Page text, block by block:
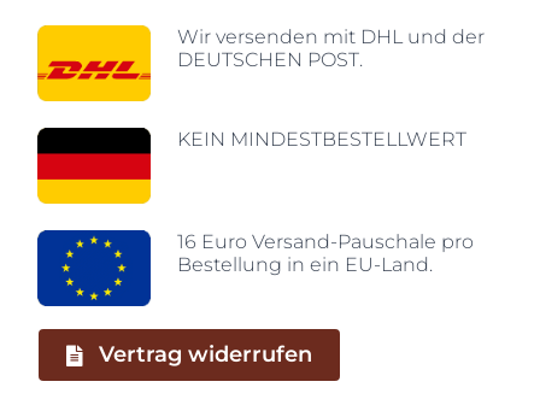
Wir versenden mit DHL und der
DEUTSCHEN POST.
KEIN MINDESTBESTELLWERT
16 Euro Versand-Pauschale pro
Bestellung in ein EU-Land.
Vertrag widerrufen